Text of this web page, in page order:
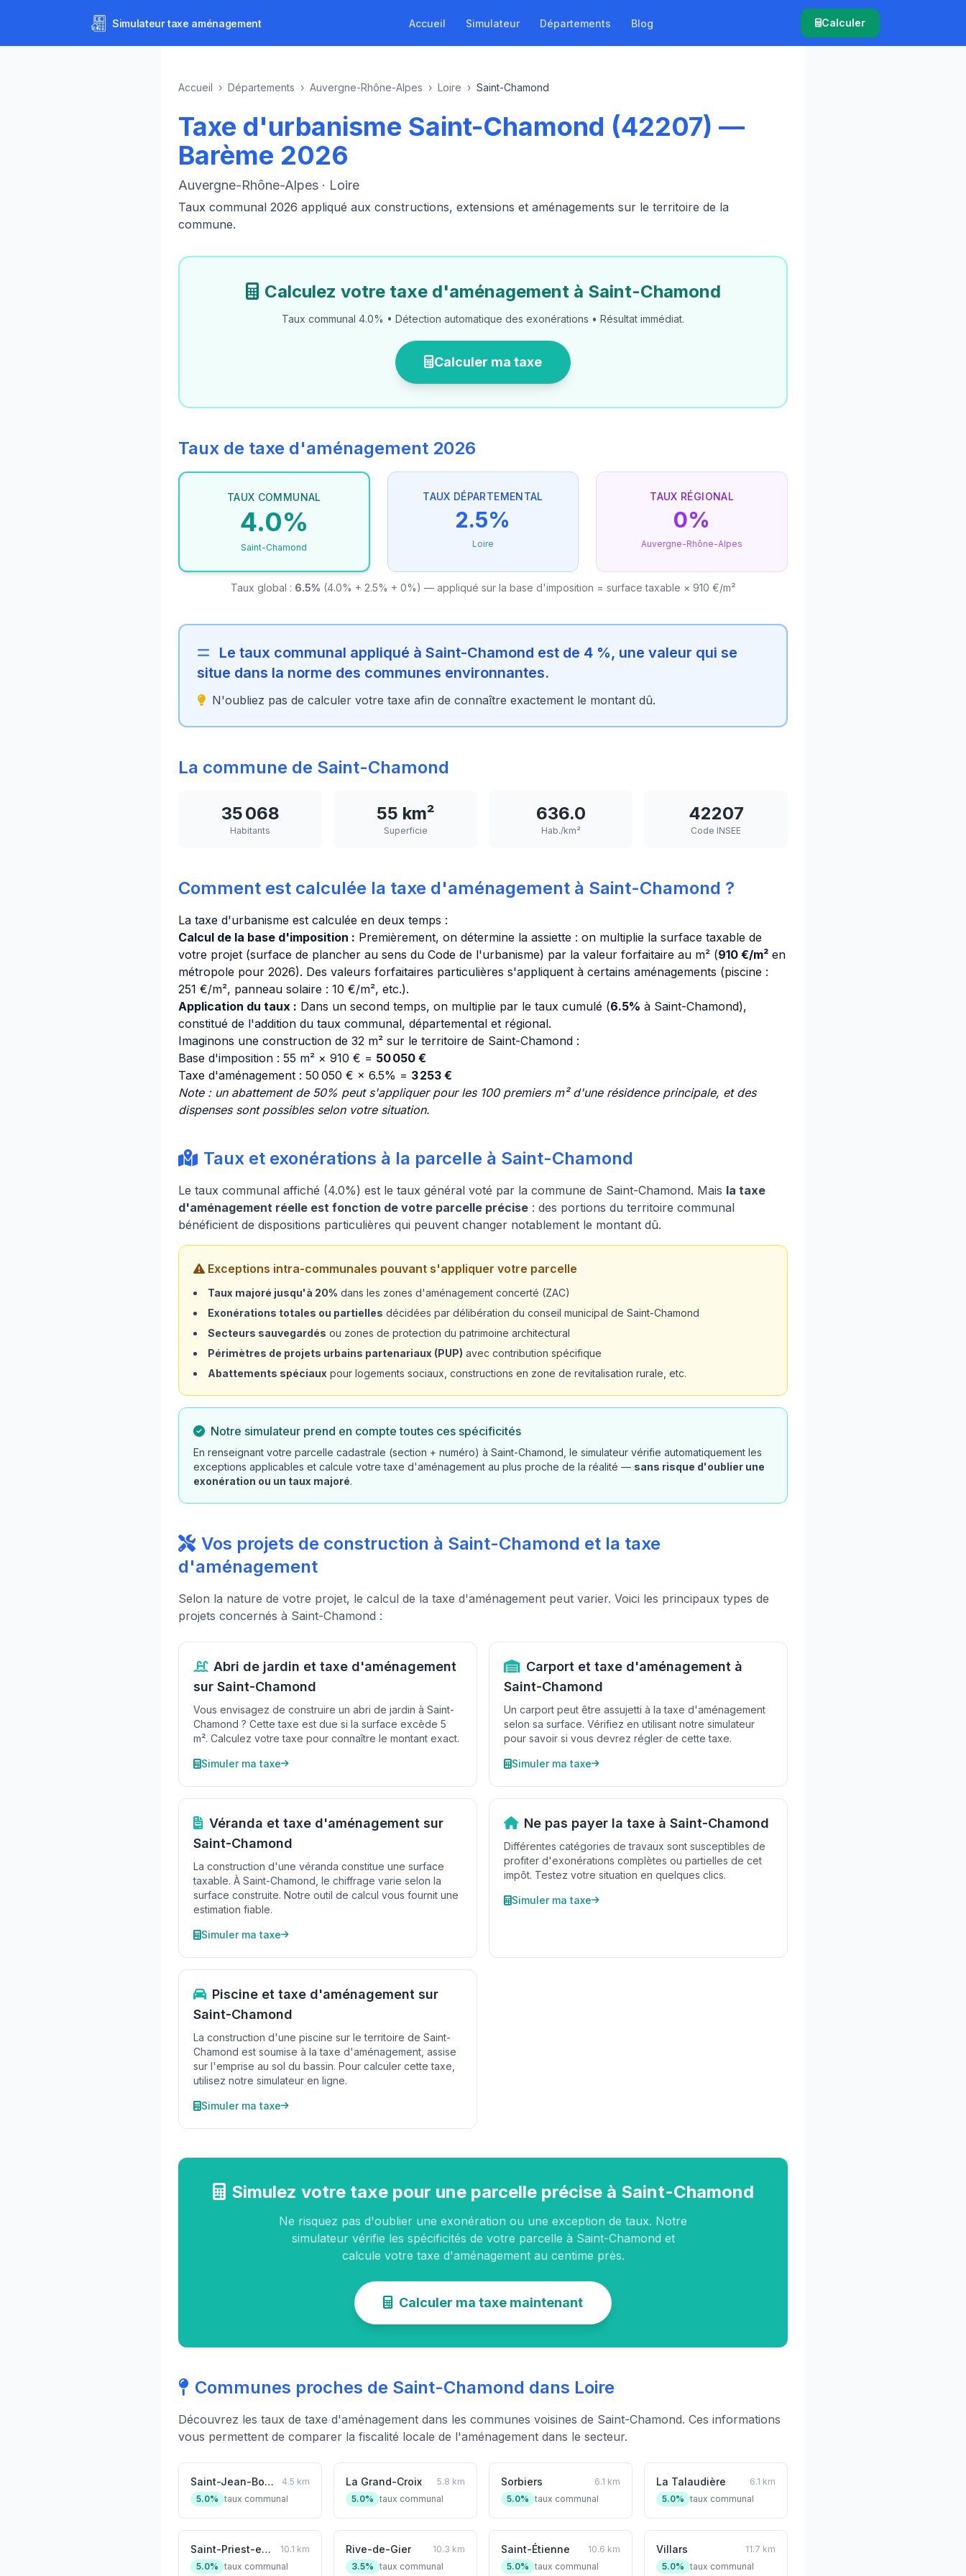
Simulateurtaxe aménagement Accueil Simulateur Départements Blog Calculer
Accueil › Départements › Auvergne-Rhône-Alpes › Loire › Saint-Chamond
Taxe d'urbanisme Saint-Chamond (42207) —
Barème 2026
Auvergne-Rhône-Alpes · Loire
Taux communal 2026 appliqué aux constructions, extensions et aménagements sur le territoire de la
commune.
Calculez votre taxe d'aménagement à Saint-Chamond
Taux communal 4.0% • Détection automatique des exonérations • Résultat immédiat.
Calculer ma taxe
Taux de taxe d'aménagement 2026
TAUX COMMUNAL
4.0%
Saint-Chamond
TAUX DÉPARTEMENTAL
2.5%
Loire
TAUX RÉGIONAL
0%
Auvergne-Rhône-Alpes
Taux global : 6.5% (4.0% + 2.5% + 0%) — appliqué sur la base d'imposition = surface taxable × 910 €/m²
Le taux communal appliqué à Saint-Chamond est de 4 %, une valeur qui se
situe dans la norme des communes environnantes.
N'oubliez pas de calculer votre taxe afin de connaître exactement le montant dû.
La commune de Saint-Chamond
35 068
Habitants
55 km²
Superficie
636.0
Hab./km²
42207
Code INSEE
Comment est calculée la taxe d'aménagement à Saint-Chamond ?
La taxe d'urbanisme est calculée en deux temps :
Calcul de la base d'imposition : Premièrement, on détermine la assiette : on multiplie la surface taxable de
votre projet (surface de plancher au sens du Code de l'urbanisme) par la valeur forfaitaire au m² (910 €/m² en
métropole pour 2026). Des valeurs forfaitaires particulières s'appliquent à certains aménagements (piscine :
251 €/m², panneau solaire : 10 €/m², etc.).
Application du taux : Dans un second temps, on multiplie par le taux cumulé (6.5% à Saint-Chamond),
constitué de l'addition du taux communal, départemental et régional.
Imaginons une construction de 32 m² sur le territoire de Saint-Chamond :
Base d'imposition : 55 m² × 910 € = 50 050 €
Taxe d'aménagement : 50 050 € × 6.5% = 3 253 €
Note : un abattement de 50% peut s'appliquer pour les 100 premiers m² d'une résidence principale, et des
dispenses sont possibles selon votre situation.
Taux et exonérations à la parcelle à Saint-Chamond
Le taux communal affiché (4.0%) est le taux général voté par la commune de Saint-Chamond. Mais la taxe
d'aménagement réelle est fonction de votre parcelle précise : des portions du territoire communal
bénéficient de dispositions particulières qui peuvent changer notablement le montant dû.
Exceptions intra-communales pouvant s'appliquer votre parcelle
Taux majoré jusqu'à 20% dans les zones d'aménagement concerté (ZAC)
Exonérations totales ou partielles décidées par délibération du conseil municipal de Saint-Chamond
Secteurs sauvegardés ou zones de protection du patrimoine architectural
Périmètres de projets urbains partenariaux (PUP) avec contribution spécifique
Abattements spéciaux pour logements sociaux, constructions en zone de revitalisation rurale, etc.
Notre simulateur prend en compte toutes ces spécificités
En renseignant votre parcelle cadastrale (section + numéro) à Saint-Chamond, le simulateur vérifie automatiquement les
exceptions applicables et calcule votre taxe d'aménagement au plus proche de la réalité — sans risque d'oublier une
exonération ou un taux majoré.
Vos projets de construction à Saint-Chamond et la taxe
d'aménagement
Selon la nature de votre projet, le calcul de la taxe d'aménagement peut varier. Voici les principaux types de
projets concernés à Saint-Chamond :
Abri de jardin et taxe d'aménagement
sur Saint-Chamond
Vous envisagez de construire un abri de jardin à Saint-
Chamond ? Cette taxe est due si la surface excède 5
m². Calculez votre taxe pour connaître le montant exact.
Simuler ma taxe
Carport et taxe d'aménagement à
Saint-Chamond
Un carport peut être assujetti à la taxe d'aménagement
selon sa surface. Vérifiez en utilisant notre simulateur
pour savoir si vous devrez régler de cette taxe.
Simuler ma taxe
Véranda et taxe d'aménagement sur
Saint-Chamond
La construction d'une véranda constitue une surface
taxable. À Saint-Chamond, le chiffrage varie selon la
surface construite. Notre outil de calcul vous fournit une
estimation fiable.
Simuler ma taxe
Ne pas payer la taxe à Saint-Chamond
Différentes catégories de travaux sont susceptibles de
profiter d'exonérations complètes ou partielles de cet
impôt. Testez votre situation en quelques clics.
Simuler ma taxe
Piscine et taxe d'aménagement sur
Saint-Chamond
La construction d'une piscine sur le territoire de Saint-
Chamond est soumise à la taxe d'aménagement, assise
sur l'emprise au sol du bassin. Pour calculer cette taxe,
utilisez notre simulateur en ligne.
Simuler ma taxe
Simulez votre taxe pour une parcelle précise à Saint-Chamond
Ne risquez pas d'oublier une exonération ou une exception de taux. Notre
simulateur vérifie les spécificités de votre parcelle à Saint-Chamond et
calcule votre taxe d'aménagement au centime près.
Calculer ma taxe maintenant
Communes proches de Saint-Chamond dans Loire
Découvrez les taux de taxe d'aménagement dans les communes voisines de Saint-Chamond. Ces informations
vous permettent de comparer la fiscalité locale de l'aménagement dans le secteur.
Saint-Jean-Bonnefonds
4.5 km
5.0% taux communal
La Grand-Croix
5.8 km
5.0% taux communal
Sorbiers
6.1 km
5.0% taux communal
La Talaudière
6.1 km
5.0% taux communal
Saint-Priest-en-Jarez
10.1 km
5.0% taux communal
Rive-de-Gier
10.3 km
3.5% taux communal
Saint-Étienne
10.6 km
5.0% taux communal
Villars
11.7 km
5.0% taux communal